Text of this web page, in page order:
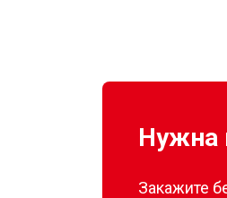
Нужна
Закажите